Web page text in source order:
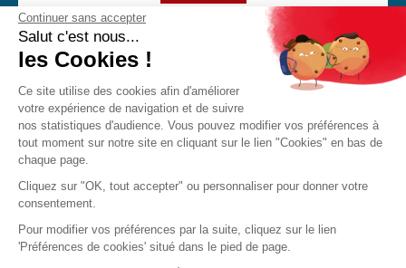
Continuer sans accepter
Salut c'est nous...
les Cookies !
Ce site utilise des cookies afin d'améliorer
votre expérience de navigation et de suivre
nos statistiques d'audience. Vous pouvez modifier vos préférences à
tout moment sur notre site en cliquant sur le lien "Cookies" en bas de
chaque page.
Cliquez sur "OK, tout accepter" ou personnaliser pour donner votre
consentement.
Pour modifier vos préférences par la suite, cliquez sur le lien
'Préférences de cookies' situé dans le pied de page.
Avec la participation financière de la Région Occitanie
CGU Mentions Légales
Politique de confidentialité
Cookies
Made with love by Visions Nouvelles 2023 ! Dernière mise